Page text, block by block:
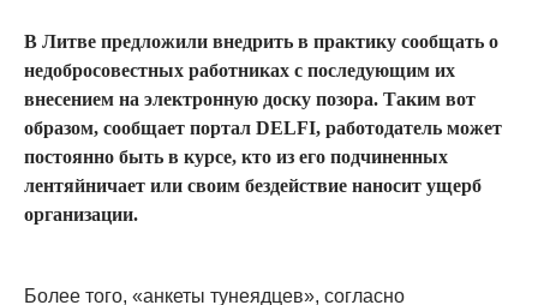
В Литве предложили внедрить в практику сообщать о
недобросовестных работниках с последующим их
внесением на электронную доску позора. Таким вот
образом, сообщает портал DELFI, работодатель может
постоянно быть в курсе, кто из его подчиненных
лентяйничает или своим бездействие наносит ущерб
организации.
Более того, «анкеты тунеядцев», согласно